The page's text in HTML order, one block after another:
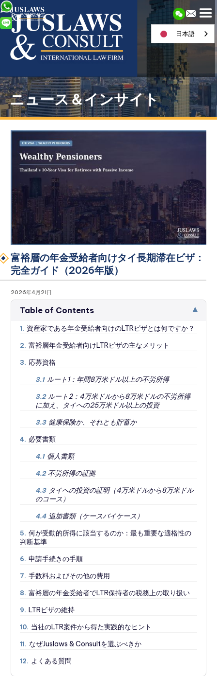
ニュース＆インサイト
富裕層の年金受給者向けタイ長期滞在ビザ：
完全ガイド（2026年版）
2026年4月21日
Table of Contents ▾
1. 資産家である年金受給者向けのLTRビザとは何ですか？
2. 富裕層年金受給者向けLTRビザの主なメリット
3. 応募資格
3.1 ルート1：年間8万米ドル以上の不労所得
3.2 ルート2：4万米ドルから8万米ドルの不労所得
に加え、タイへの25万米ドル以上の投資
3.3 健康保険か、それとも貯蓄か
4. 必要書類
4.1 個人書類
4.2 不労所得の証拠
4.3 タイへの投資の証明（4万米ドルから8万米ドル
のコース）
4.4 追加書類（ケースバイケース）
5. 何が受動的所得に該当するのか：最も重要な適格性の
判断基準
6. 申請手続きの手順
7. 手数料およびその他の費用
8. 富裕層の年金受給者でLTR保持者の税務上の取り扱い
9. LTRビザの維持
10. 当社のLTR案件から得た実践的なヒント
11. なぜJuslaws & Consultを選ぶべきか
12. よくある質問
日本語